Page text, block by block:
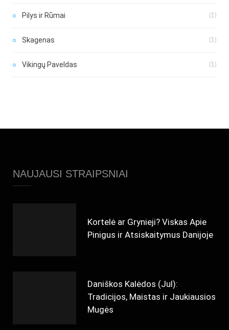
Pilys ir Rūmai (1)
Skagenas (1)
Vikingų Paveldas (1)
NAUJAUSI STRAIPSNIAI
Kortelė ar Grynieji? Viskas Apie
Pinigus ir Atsiskaitymus Danijoje
Daniškos Kalėdos (Jul):
Tradicijos, Maistas ir Jaukiausios
Mugės